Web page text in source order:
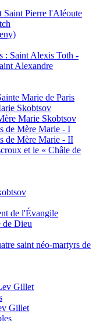
Saint Pierre l'Aléoute
: Saint Alexis Toth -
Alexandre
Marie de Paris
Skobtsov
Marie Skobtsov
de Mère Marie - I
de Mère Marie - II
et le « Châle de
de l'Évangile
de Dieu
saint néo-martyrs de
Gillet
Gillet